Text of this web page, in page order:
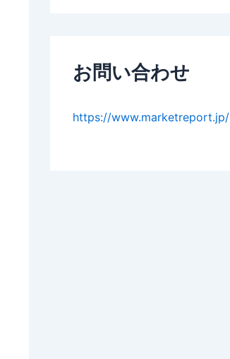
お問い合わせ
https://www.marketreport.jp/